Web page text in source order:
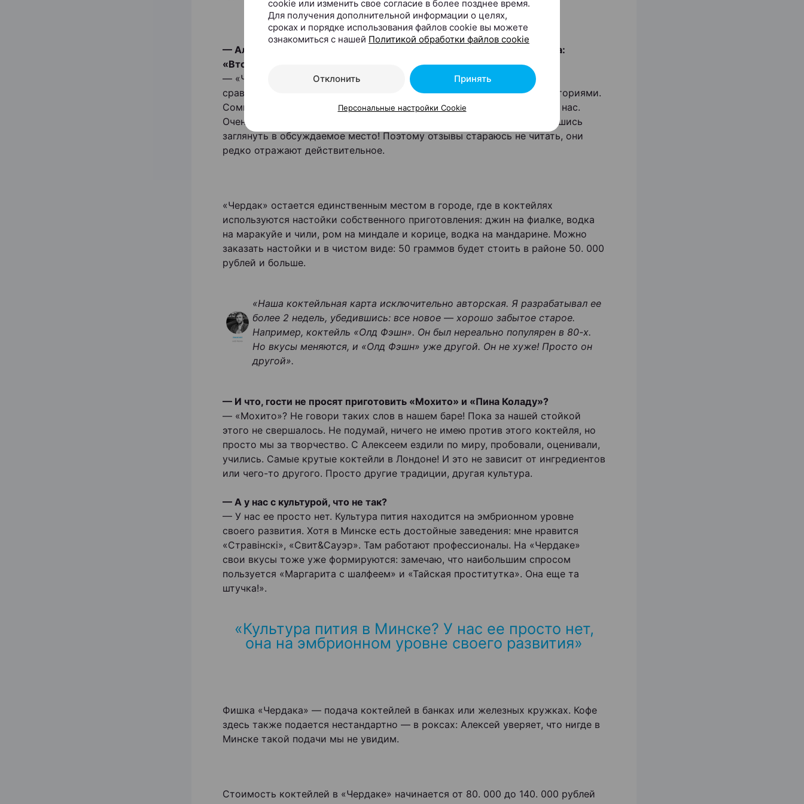
— Алексей, в многочисленных комментариях о «Чердаке» прочитала:
«Второй «Хулиган». Что скажешь?
— «Чердак» интересен по-своему, «Хулиган» — по-своему. Странно
сравнивать заведения с разными концепциями, настроениями и аудиториями.
Сомневаюсь, что человек, который это писал, был в «Хулигане» или у нас.
Очень часто в сети люди оставляют комментарии, даже не удосужившись
заглянуть в обсуждаемое место! Поэтому отзывы стараюсь не читать, они
редко отражают действительное.
«Чердак» остается единственным местом в городе, где в коктейлях
используются настойки собственного приготовления: джин на фиалке, водка
на маракуйе и чили, ром на миндале и корице, водка на мандарине. Можно
заказать настойки и в чистом виде: 50 граммов будет стоить в районе 50. 000
рублей и больше.
«Наша коктейльная карта исключительно авторская. Я разрабатывал ее
более 2 недель, убедившись: все новое — хорошо забытое старое.
Например, коктейль «Олд Фэшн». Он был нереально популярен в 80-х.
Но вкусы меняются, и «Олд Фэшн» уже другой. Он не хуже! Просто он
другой».
— И что, гости не просят приготовить «Мохито» и «Пина Коладу»?
— «Мохито»? Не говори таких слов в нашем баре! Пока за нашей стойкой
этого не свершалось. Не подумай, ничего не имею против этого коктейля, но
просто мы за творчество. С Алексеем ездили по миру, пробовали, оценивали,
учились. Самые крутые коктейли в Лондоне! И это не зависит от ингредиентов
или чего-то другого. Просто другие традиции, другая культура.
— А у нас с культурой, что не так?
— У нас ее просто нет. Культура пития находится на эмбрионном уровне
своего развития. Хотя в Минске есть достойные заведения: мне нравится
«Стравiнскi», «Свит&Сауэр». Там работают профессионалы. На «Чердаке»
свои вкусы тоже уже формируются: замечаю, что наибольшим спросом
пользуется «Маргарита с шалфеем» и «Тайская проститутка». Она еще та
штучка!».
«Культура пития в Минске? У нас ее просто нет,
она на эмбрионном уровне своего развития»
Фишка «Чердака» — подача коктейлей в банках или железных кружках. Кофе
здесь также подается нестандартно — в роксах: Алексей уверяет, что нигде в
Минске такой подачи мы не увидим.
Стоимость коктейлей в «Чердаке» начинается от 80. 000 до 140. 000 рублей
cookie или изменить свое согласие в более позднее время.
Для получения дополнительной информации о целях,
сроках и порядке использования файлов cookie вы можете
ознакомиться с нашей Политикой обработки файлов cookie
Отклонить Принять
Персональные настройки Cookie